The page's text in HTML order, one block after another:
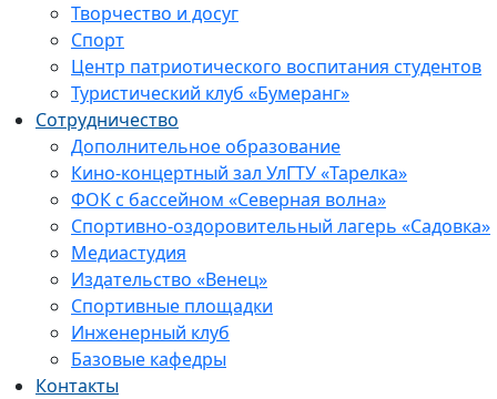
Творчество и досуг
Спорт
Центр патриотического воспитания студентов
Туристический клуб «Бумеранг»
Сотрудничество
Дополнительное образование
Кино-концертный зал УлГТУ «Тарелка»
ФОК с бассейном «Северная волна»
Спортивно-оздоровительный лагерь «Садовка»
Медиастудия
Издательство «Венец»
Спортивные площадки
Инженерный клуб
Базовые кафедры
Контакты